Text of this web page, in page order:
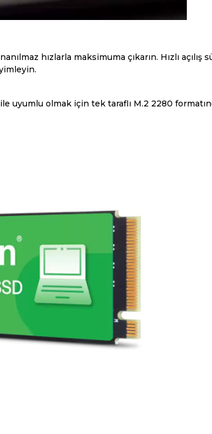
hızlarla maksimuma çıkarın. Hızlı açılış
olmak için tek taraflı M.2 2280